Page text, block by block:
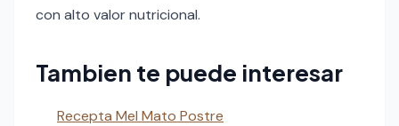
con alto valor nutricional.
Tambien te puede interesar
Recepta Mel Mato Postre